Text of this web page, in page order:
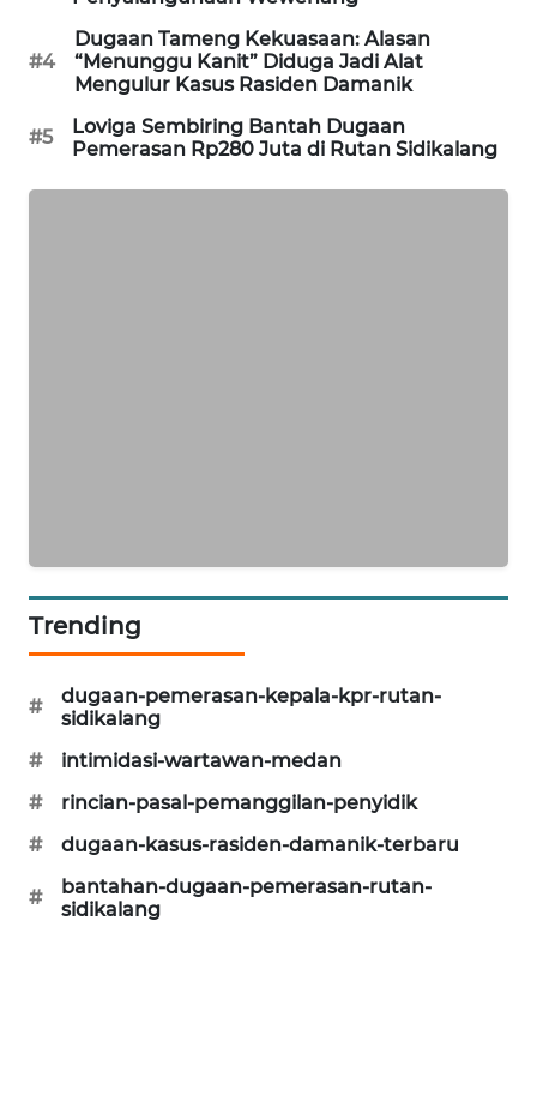
#4
Dugaan Tameng Kekuasaan: Alasan
“Menunggu Kanit” Diduga Jadi Alat
Mengulur Kasus Rasiden Damanik
#5
Loviga Sembiring Bantah Dugaan
Pemerasan Rp280 Juta di Rutan Sidikalang
Trending
#
dugaan-pemerasan-kepala-kpr-rutan-
sidikalang
#
intimidasi-wartawan-medan
#
rincian-pasal-pemanggilan-penyidik
#
dugaan-kasus-rasiden-damanik-terbaru
#
bantahan-dugaan-pemerasan-rutan-
sidikalang
MASYARAKAT
KELISTRIKAN
WALINKI
ID
LKKI
KOPEKLIN
PORTAL
KONSUMEN
FORWAMKI
ALPERKLINAS